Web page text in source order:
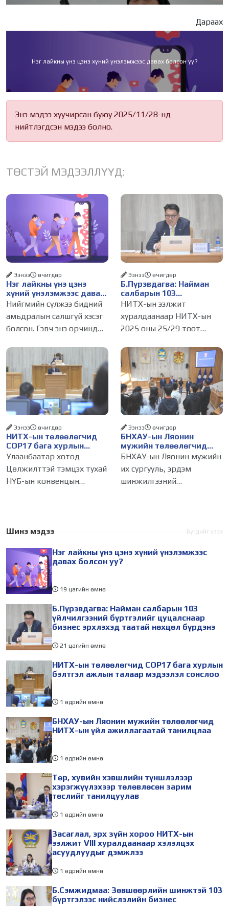
Дараах
Нэг лайкны үнэ цэнэ хүний үнэлэмжээс давах болсон уу?
Энэ мэдээ хуучирсан буюу 2025/11/28-нд
нийтлэгдсэн мэдээ болно.
ТӨСТЭЙ МЭДЭЭЛЛҮҮД:
Нэг лайкны үнэ цэнэ
хүний үнэлэмжээс давах
болсон уу?
Ээнээ өчигдѳр
Нийгмийн сүлжээ бидний
амьдралын салшгүй хэсэг
болсон. Гэвч энэ орчинд
амжилт, тэр ч байтугай
хүний үнэ цэнийг хүртэл
лайк, шэйр, дагагчийн
тоогоор хэмжих хандлага
газар авч
Б.Пүрэвдагва: Найман
салбарын 103
үйлчилгээний
бүртгэлийг цуцалснаар
бизнес эрхлэхэд таатай
нөхцөл бүрдэнэ
Ээнээ өчигдѳр
НИТХ-ын ээлжит
хуралдаанаар НИТХ-ын
2025 оны 25/29 тоот
журмын зарим хэсгийг
хүчингүй болгож,
зөвшөөрлийн шинжтэй
103 бүртгэлээс нийслэлийн
бизнес эрхлэгчдийг
НИТХ-ын төлөөлөгчид
COP17 бага хурлын
бэлтгэл ажлын талаар
мэдээлэл сонслоо
Ээнээ өчигдѳр
Улаанбаатар хотод
Цөлжилттэй тэмцэх тухай
НҮБ-ын конвенцын
өдөр зохион
холбогдуулан Нийслэлийн
БНХАУ-ын Ляонин
мужийн төлөөлөгчид
НИТХ-ын үйл
танилцлаа
Ээнээ өчигдѳр
БНХАУ-ын Ляонин мужийн
их сургууль, эрдэм
шинжилгээний
төлөөлөгчид Монгол
айлчлалынхаа хүрээнд
Шинэ мэдээ Бүгдийг үзэх
Нэг лайкны үнэ цэнэ хүний үнэлэмжээс
давах болсон уу?
19 цагийн өмнө
Б.Пүрэвдагва: Найман салбарын 103
үйлчилгээний бүртгэлийг цуцалснаар
бизнес эрхлэхэд таатай нөхцөл бүрдэнэ
21 цагийн өмнө
НИТХ-ын төлөөлөгчид COP17 бага хурлын
бэлтгэл ажлын талаар мэдээлэл сонслоо
1 өдрийн өмнө
БНХАУ-ын Ляонин мужийн төлөөлөгчид
НИТХ-ын үйл ажиллагаатай танилцлаа
1 өдрийн өмнө
Төр, хувийн хэвшлийн түншлэлээр
хэрэгжүүлэхээр төлөвлөсөн зарим
төслийг танилцуулав
1 өдрийн өмнө
Засаглал, эрх зүйн хороо НИТХ-ын
ээлжит VIII хуралдаанаар хэлэлцэх
асуудлуудыг дэмжлээ
1 өдрийн өмнө
Б.Сэмжидмаа: Зөвшөөрлийн шинжтэй 103
бүртгэлээс нийслэлийн бизнес
эрхлэгчдийг чөлөөллөө